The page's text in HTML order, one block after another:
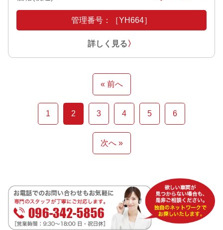
管理番号：［YH664］
詳しく見る〉
« 前へ
1 2 3 4 5 6
次へ »